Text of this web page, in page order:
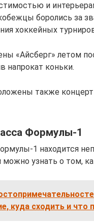
и
боролись за
хоккейных
«Айсберг» летом
напрокат коньки.
также
Формулы-1
1 находится
узнать о том,
куда сходить и что